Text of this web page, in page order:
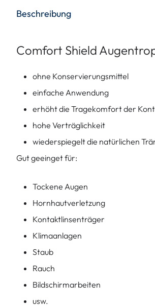
Beschreibung
Comfort Shield
ohne Konservierungsmittel
einfache Anwendung
erhöht die Tragekomfort der
hohe Verträglichkeit
wiederspiegelt die natürlichen
Gut geeinget für:
Tockene Augen
Hornhautverletzung
Kontaktlinsenträger
Klimaanlagen
Staub
Rauch
Bildschirmarbeiten
usw.